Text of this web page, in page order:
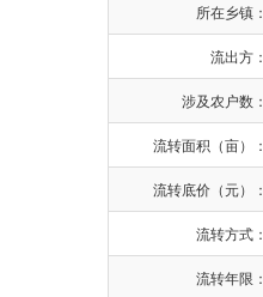
所在乡镇：
流出方：
涉及农户数：
流转面积（亩）：
流转底价（元）：
流转方式：
流转年限：